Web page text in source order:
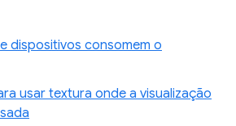
dispositivos consomem o
usar textura onde a visualização